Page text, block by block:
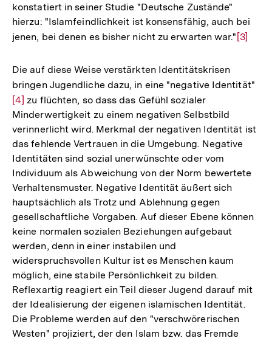
konstatiert in seiner Studie "Deutsche Zustände"
hierzu: "Islamfeindlichkeit ist konsensfähig, auch bei
jenen, bei denen es bisher nicht zu erwarten war." Zur
[3]
Die auf diese Weise verstärkten Identitätskrisen
bringen Jugendliche dazu, in eine "negative Identität"
[4] zu flüchten, so dass das Gefühl sozialer
Minderwertigkeit zu einem negativen Selbstbild
verinnerlicht wird. Merkmal der negativen Identität ist
das fehlende Vertrauen in die Umgebung. Negative
Identitäten sind sozial unerwünschte oder vom
Individuum als Abweichung von der Norm bewertete
Verhaltensmuster. Negative Identität äußert sich
hauptsächlich als Trotz und Ablehnung gegen
gesellschaftliche Vorgaben. Auf dieser Ebene können
keine normalen sozialen Beziehungen aufgebaut
werden, denn in einer instabilen und
widerspruchsvollen Kultur ist es Menschen kaum
möglich, eine stabile Persönlichkeit zu bilden.
Reflexartig reagiert ein Teil dieser Jugend darauf mit
der Idealisierung der eigenen islamischen Identität.
Die Probleme werden auf den "verschwörerischen
Westen" projiziert, der den Islam bzw. das Fremde